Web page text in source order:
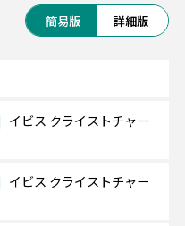
2名1室利用
指定なし
簡易版 詳細版
イビス クライストチャー
イビス クライストチャー